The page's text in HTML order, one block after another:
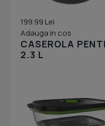
199.99 Lei
Adauga in cos
CASEROLA
2.3 L